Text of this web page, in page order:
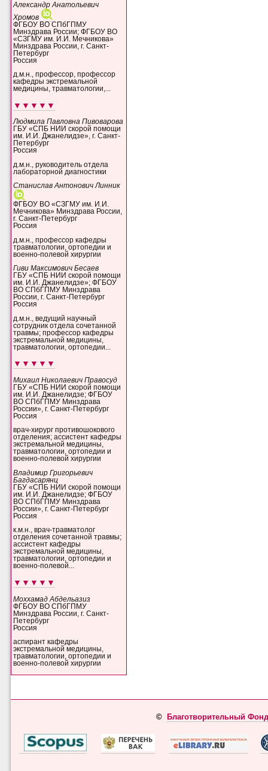
Александр Анатольевич
Хромов
ФГБОУ ВО СПбГПМУ
Минздрава России; ФГБОУ ВО
«СЗГМУ им. И.И. Мечникова»
Минздрава России, г. Санкт-
Петербург
Россия
д.м.н., профессор, профессор
кафедры экстремальной
медицины, травматологии,...
▼▼▼▼▼
Людмила Павловна Пивоварова
ГБУ «СПБ НИИ скорой помощи
им. И.И. Джанелидзе», г. Санкт-
Петербург
Россия
д.м.н., руководитель отдела
лабораторной диагностики
Станислав Антонович Линник
ФГБОУ ВО «СЗГМУ им. И.И.
Мечникова» Минздрава России,
г. Санкт-Петербург
Россия
д.м.н., профессор кафедры
травматологии, ортопедии и
военно-полевой хирургии
Гиви Максимович Бесаев
ГБУ «СПБ НИИ скорой помощи
им. И.И. Джанелидзе»; ФГБОУ
ВО СПбГПМУ Минздрава
России, г. Санкт-Петербург
Россия
д.м.н., ведущий научный
сотрудник отдела сочетанной
травмы; профессор кафедры
экстремальной медицины,
травматологии, ортопедии...
▼▼▼▼▼
Михаил Николаевич Правосуд
ГБУ «СПБ НИИ скорой помощи
им. И.И. Джанелидзе; ФГБОУ
ВО СПбГПМУ Минздрава
России», г. Санкт-Петербург
Россия
врач-хирург противошокового
отделения; ассистент кафедры
экстремальной медицины,
травматологии, ортопедии и
военно-полевой хирургии
Владимир Григорьевич
Багдасарянц
ГБУ «СПБ НИИ скорой помощи
им. И.И. Джанелидзе; ФГБОУ
ВО СПбГПМУ Минздрава
России», г. Санкт-Петербург
Россия
к.м.н., врач-травматолог
отделения сочетанной травмы;
ассистент кафедры
экстремальной медицины,
травматологии, ортопедии и
военно-полевой...
▼▼▼▼▼
Моххамад Абдельазиз
ФГБОУ ВО СПбГПМУ
Минздрава России, г. Санкт-
Петербург
Россия
аспирант кафедры
экстремальной медицины,
травматологии, ортопедии и
военно-полевой хирургии
© Благотворительный